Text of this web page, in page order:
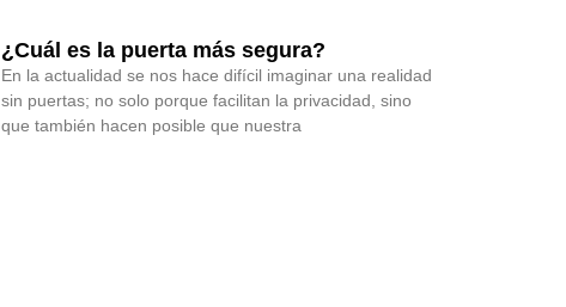
¿Cuál es la puerta más segura?
En la actualidad se nos hace difícil imaginar una realidad
sin puertas; no solo porque facilitan la privacidad, sino
que también hacen posible que nuestra